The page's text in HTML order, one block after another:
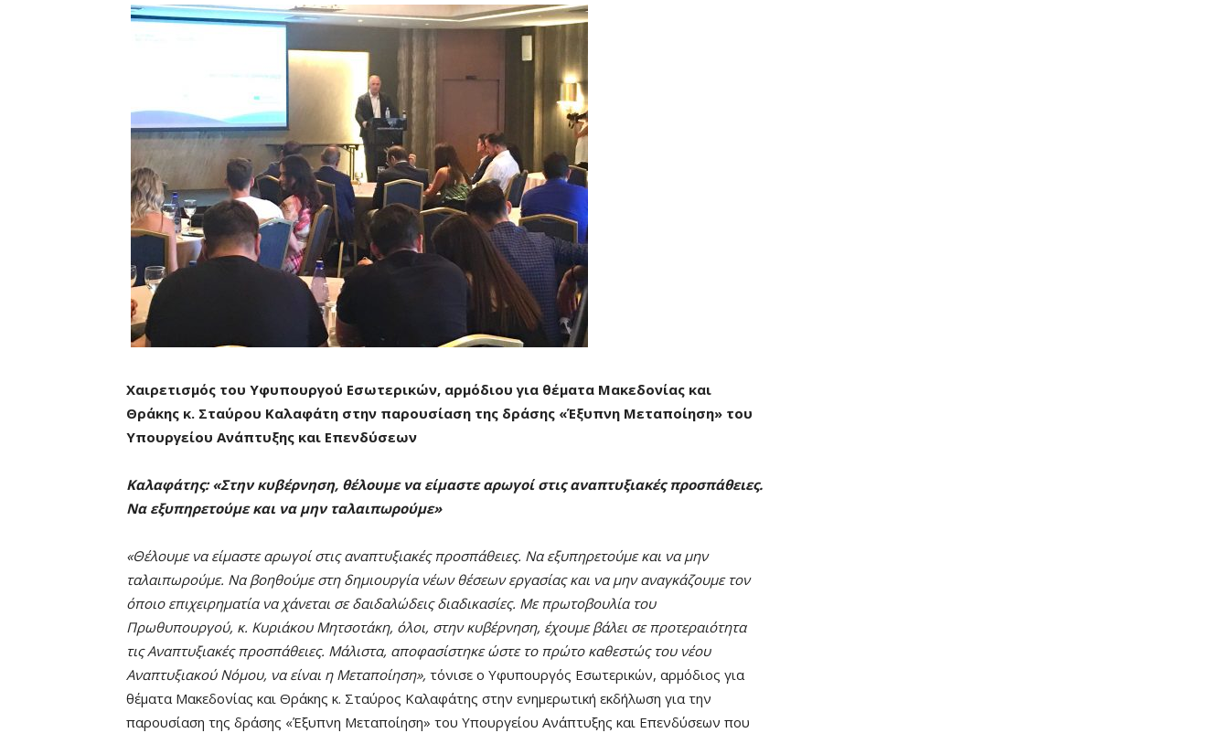
Χαιρετισμός του Υφυπουργού Εσωτερικών, αρμόδιου για θέματα Μακεδονίας και
Θράκης κ. Σταύρου Καλαφάτη στην παρουσίαση της δράσης «Έξυπνη Μεταποίηση» του
Υπουργείου Ανάπτυξης και Επενδύσεων
Καλαφάτης: «Στην κυβέρνηση, θέλουμε να είμαστε αρωγοί στις αναπτυξιακές προσπάθειες.
Να εξυπηρετούμε και να μην ταλαιπωρούμε»
«Θέλουμε να είμαστε αρωγοί στις αναπτυξιακές προσπάθειες. Να εξυπηρετούμε και να μην
ταλαιπωρούμε. Να βοηθούμε στη δημιουργία νέων θέσεων εργασίας και να μην αναγκάζουμε τον
όποιο επιχειρηματία να χάνεται σε δαιδαλώδεις διαδικασίες. Με πρωτοβουλία του
Πρωθυπουργού, κ. Κυριάκου Μητσοτάκη, όλοι, στην κυβέρνηση, έχουμε βάλει σε προτεραιότητα
τις Αναπτυξιακές προσπάθειες. Μάλιστα, αποφασίστηκε ώστε το πρώτο καθεστώς του νέου
Αναπτυξιακού Νόμου, να είναι η Μεταποίηση», τόνισε ο Υφυπουργός Εσωτερικών, αρμόδιος για
θέματα Μακεδονίας και Θράκης κ. Σταύρος Καλαφάτης στην ενημερωτική εκδήλωση για την
παρουσίαση της δράσης «Έξυπνη Μεταποίηση» του Υπουργείου Ανάπτυξης και Επενδύσεων που